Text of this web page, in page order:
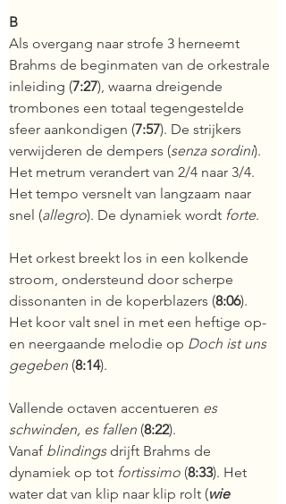
B
Als overgang naar strofe 3 herneemt
Brahms de beginmaten van de orkestrale
inleiding (7:27), waarna dreigende
trombones een totaal tegengestelde
sfeer aankondigen (7:57). De strijkers
verwijderen de dempers (senza sordini).
Het metrum verandert van 2/4 naar 3/4.
Het tempo versnelt van langzaam naar
snel (allegro). De dynamiek wordt forte.
Het orkest breekt los in een kolkende
stroom, ondersteund door scherpe
dissonanten in de koperblazers (8:06).
Het koor valt snel in met een heftige op-
en neergaande melodie op Doch ist uns
gegeben (8:14).
Vallende octaven accentueren es
schwinden, es fallen (8:22).
Vanaf blindings drijft Brahms de
dynamiek op tot fortissimo (8:33). Het
water dat van klip naar klip rolt (wie